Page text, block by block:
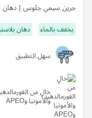
جرين سيمي جلوس | دهان
يخفف بالماء دهان
سهل التطبيق
خالٍ من
والأمونيا وAPEO